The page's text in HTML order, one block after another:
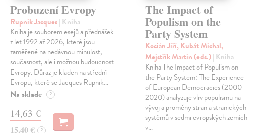
Probuzení Evropy
Rupnik Jacques| Kniha
Kniha je souborem esejů a přednášek
z let 1992 až 2026, které jsou
zaměřené na nedávnou minulost,
současnost, ale i možnou budoucnost
Evropy. Důraz je kladen na střední
Evropu, které se Jacques Rupnik…
Na sklade ?
14,63 €
15,40 € ?
The Impact of
Populism on the
Party System
Kocián Jiří, Kubát Michal,
Mejstřík Martin (eds.)| Kniha
Kniha The Impact of Populism on
the Party System: The Experience
of European Democracies (2000–
2020) analyzuje vliv populismu na
vývoj a proměny stran a stranických
systémů v sedmi evropských zemích
v…